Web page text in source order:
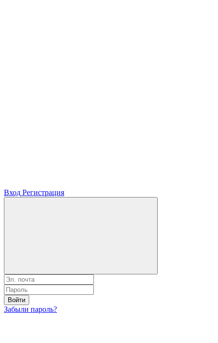
Вход Регистрация
Войти
Забыли пароль?